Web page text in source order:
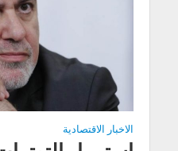
الاخبار الاقتصادية